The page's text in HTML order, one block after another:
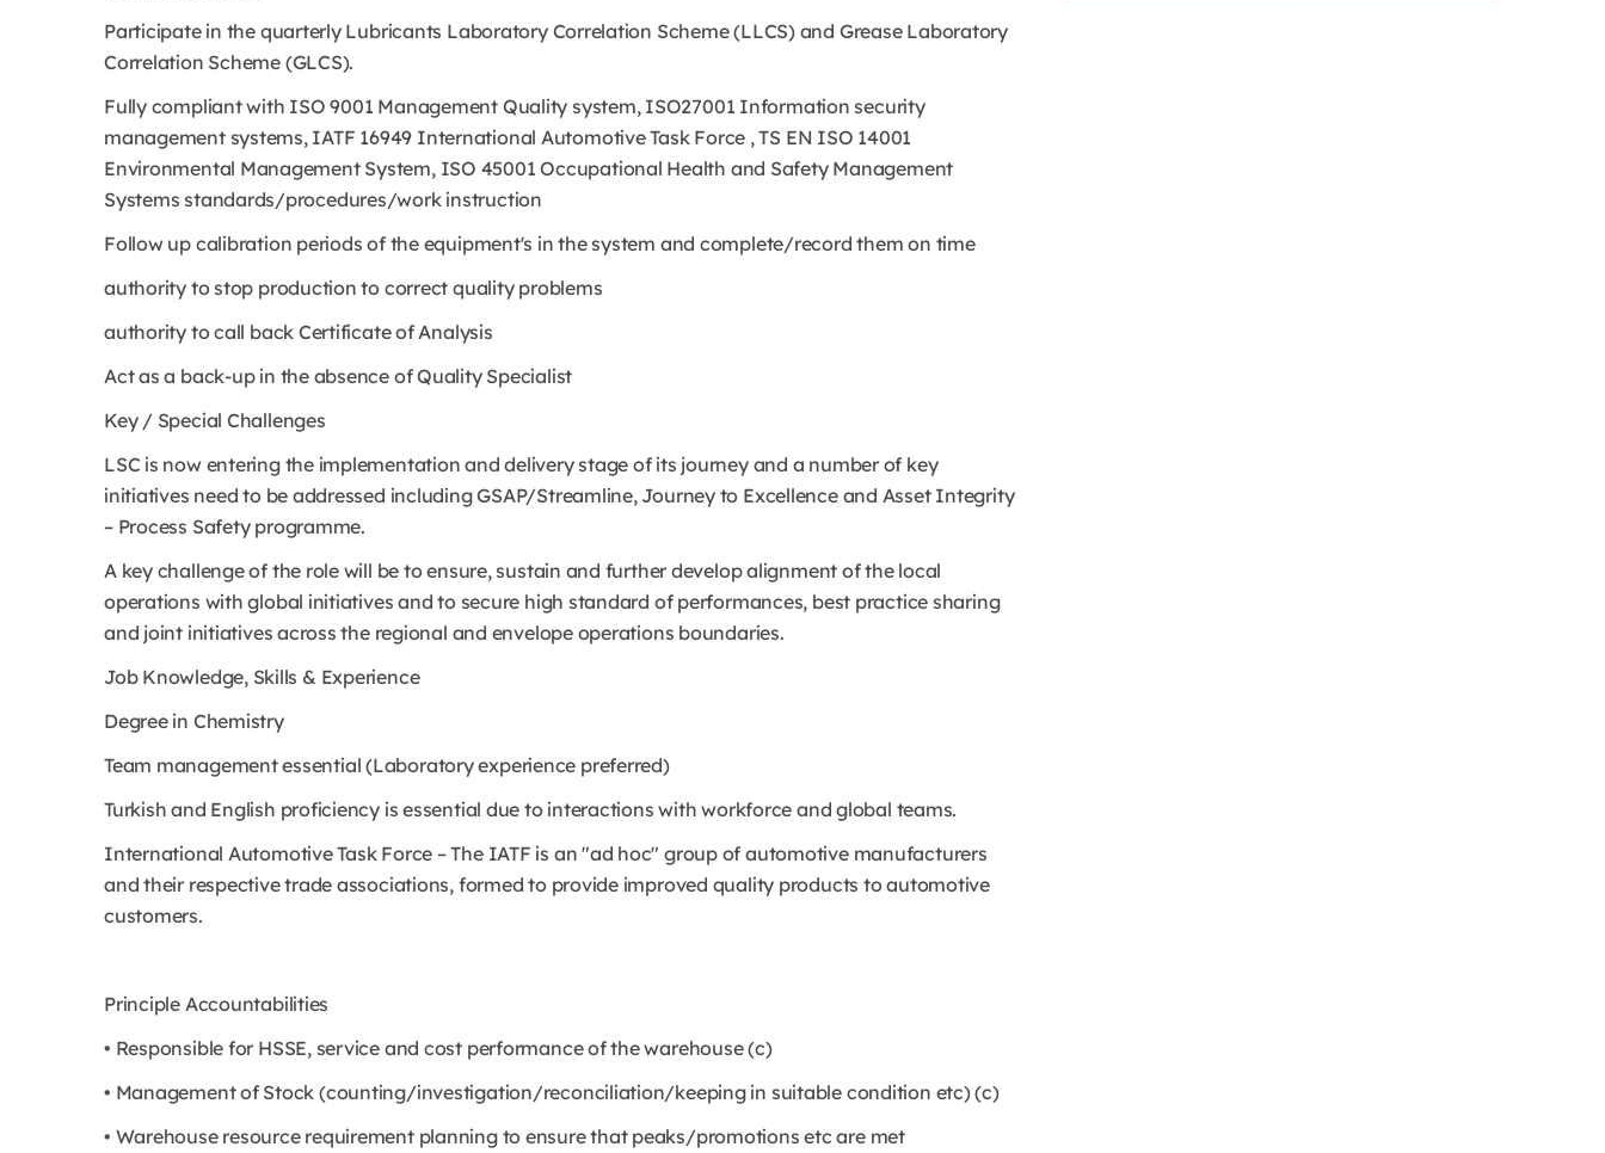
Participate in the quarterly Lubricants Laboratory Correlation Scheme (LLCS) and Grease Laboratory
Correlation Scheme (GLCS).
Fully compliant with ISO 9001 Management Quality system, ISO27001 Information security
management systems, IATF 16949 International Automotive Task Force , TS EN ISO 14001
Environmental Management System, ISO 45001 Occupational Health and Safety Management
Systems standards/procedures/work instruction
Follow up calibration periods of the equipment's in the system and complete/record them on time
authority to stop production to correct quality problems
authority to call back Certificate of Analysis
Act as a back-up in the absence of Quality Specialist
Key / Special Challenges
LSC is now entering the implementation and delivery stage of its journey and a number of key
initiatives need to be addressed including GSAP/Streamline, Journey to Excellence and Asset Integrity
– Process Safety programme.
A key challenge of the role will be to ensure, sustain and further develop alignment of the local
operations with global initiatives and to secure high standard of performances, best practice sharing
and joint initiatives across the regional and envelope operations boundaries.
Job Knowledge, Skills & Experience
Degree in Chemistry
Team management essential (Laboratory experience preferred)
Turkish and English proficiency is essential due to interactions with workforce and global teams.
International Automotive Task Force – The IATF is an "ad hoc" group of automotive manufacturers
and their respective trade associations, formed to provide improved quality products to automotive
customers.
Principle Accountabilities
• Responsible for HSSE, service and cost performance of the warehouse (c)
• Management of Stock (counting/investigation/reconciliation/keeping in suitable condition etc) (c)
• Warehouse resource requirement planning to ensure that peaks/promotions etc are met